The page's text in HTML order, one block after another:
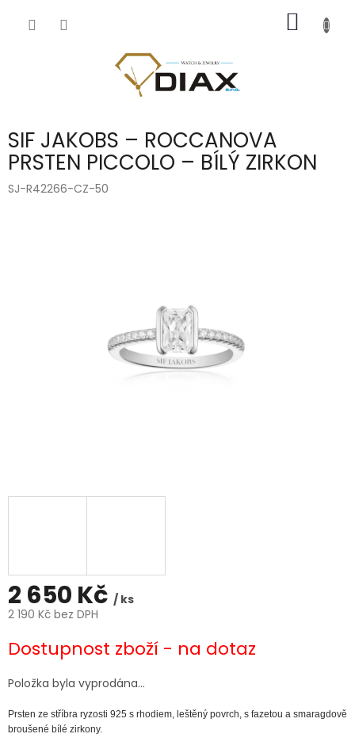
KOŠÍK
SIF JAKOBS – ROCCANOVA
PRSTEN PICCOLO – BÍLÝ ZIRKON
SJ-R42266-CZ-50
2 650 Kč / ks
2 190 Kč bez DPH
cena:
Dostupnost zboží - na dotaz
Položka byla vyprodána…
Prsten ze stříbra ryzosti 925 s rhodiem, leštěný povrch, s fazetou a smaragdově
broušené bílé zirkony.